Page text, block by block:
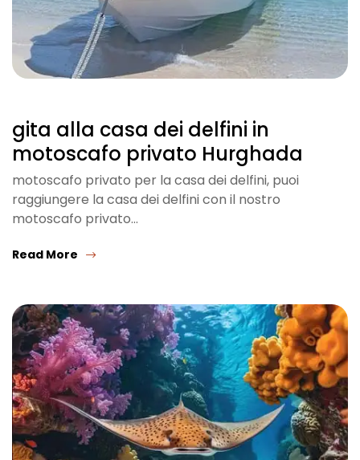
gita alla casa dei delfini in
motoscafo privato Hurghada
motoscafo privato per la casa dei delfini, puoi
raggiungere la casa dei delfini con il nostro
motoscafo privato…
Read More